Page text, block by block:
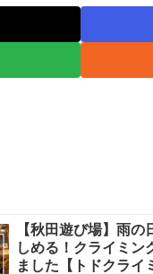
【秋田遊び場】雨
しめる！クライミン
ました【トドクライ